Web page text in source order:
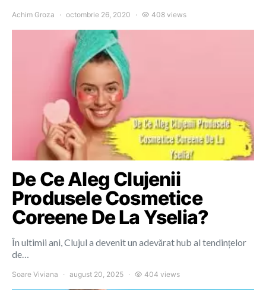
Achim Groza octombrie 26, 2020 408 views
De Ce Aleg Clujenii
Produsele Cosmetice
Coreene De La Yselia?
În ultimii ani, Clujul a devenit un adevărat hub al tendințelor
de…
Soare Viviana august 20, 2025 404 views